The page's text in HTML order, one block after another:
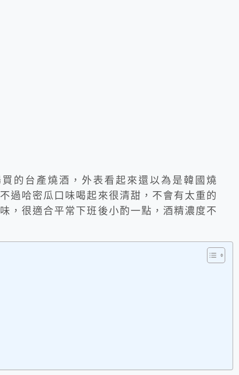
的台產燒酒，外表看起來還以為是韓國燒
不過哈密瓜口味喝起來很清甜，不會有太重的
，很適合平常下班後小酌一點，酒精濃度不